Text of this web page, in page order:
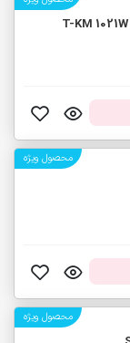
محصول ویژه
محصول ویژه